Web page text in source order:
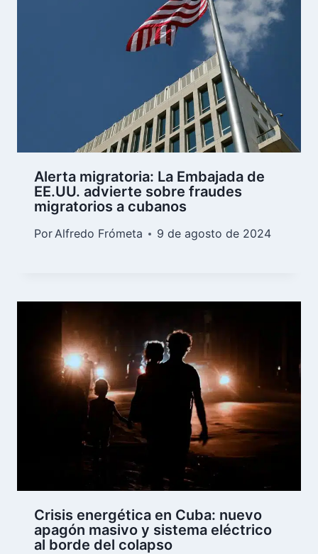
Alerta migratoria: La Embajada de
EE.UU. advierte sobre fraudes
migratorios a cubanos
PorAlfredo Frómeta 9 de agosto de 2024
Crisis energética en Cuba: nuevo
apagón masivo y sistema eléctrico
al borde del colapso